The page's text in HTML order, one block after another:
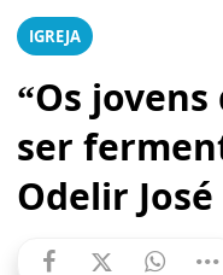
IGREJA
“Os
ser
Odelir